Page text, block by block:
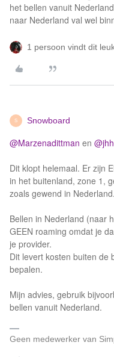
het bellen vanuit
naar Nederland val wel
1 persoon vindt dit
S Snowboard
@Marzenadittman en
Dit klopt helemaal. Er zijn
in het buitenland, zone 1,
zoals gewend in Nederland.
Bellen in Nederland (naar
GEEN roaming omdat je
je provider.
Dit levert kosten buiten de
bepalen.
Mijn advies, gebruik
bellen vanuit Nederland.
Geen medewerker van